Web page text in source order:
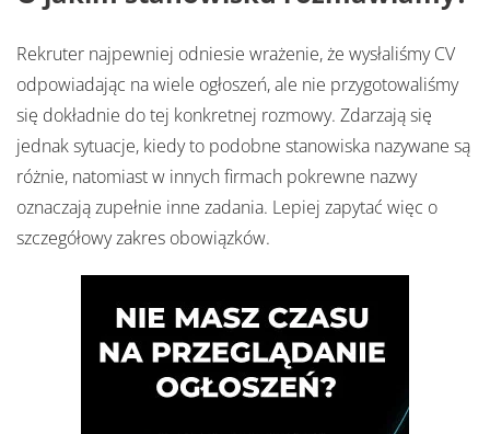
Rekruter najpewniej odniesie wrażenie, że wysłaliśmy CV
odpowiadając na wiele ogłoszeń, ale nie przygotowaliśmy
się dokładnie do tej konkretnej rozmowy. Zdarzają się
jednak sytuacje, kiedy to podobne stanowiska nazywane są
różnie, natomiast w innych firmach pokrewne nazwy
oznaczają zupełnie inne zadania. Lepiej zapytać więc o
szczegółowy zakres obowiązków.